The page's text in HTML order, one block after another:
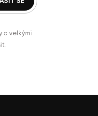
a velkými